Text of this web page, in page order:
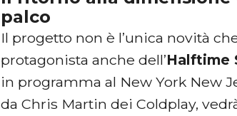
palco
Il progetto non è l’unica novità
protagonista anche dell’Halftime
in programma al New York New
da Chris Martin dei Coldplay,